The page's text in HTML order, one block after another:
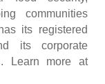
communities
its registered
its corporate
Learn more at